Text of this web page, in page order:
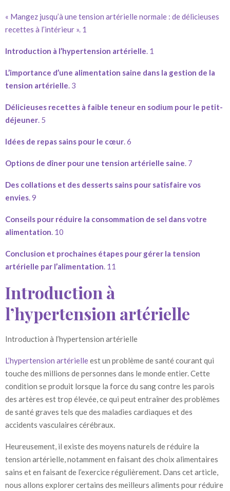
« Mangez jusqu’à une tension artérielle normale : de délicieuses
recettes à l’intérieur ». 1
Introduction à l’hypertension artérielle . 1
L’importance d’une alimentation saine dans la gestion de la
tension artérielle . 3
Délicieuses recettes à faible teneur en sodium pour le petit-
déjeuner . 5
Idées de repas sains pour le cœur . 6
Options de dîner pour une tension artérielle saine . 7
Des collations et des desserts sains pour satisfaire vos
envies . 9
Conseils pour réduire la consommation de sel dans votre
alimentation . 10
Conclusion et prochaines étapes pour gérer la tension
artérielle par l’alimentation . 11
Introduction à
l’hypertension artérielle
Introduction à l’hypertension artérielle
L’hypertension artérielleest un problème de santé courant qui
touche des millions de personnes dans le monde entier. Cette
condition se produit lorsque la force du sang contre les parois
des artères est trop élevée, ce qui peut entraîner des problèmes
de santé graves tels que des maladies cardiaques et des
accidents vasculaires cérébraux.
Heureusement, il existe des moyens naturels de réduire la
tension artérielle, notamment en faisant des choix alimentaires
sains et en faisant de l’exercice régulièrement. Dans cet article,
nous allons explorer certains des meilleurs aliments pour réduire